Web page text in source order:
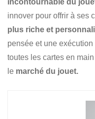
incontournable du
innover pour offrir à ses
plus riche et
pensée et une
toutes les cartes en
le marché du jouet.